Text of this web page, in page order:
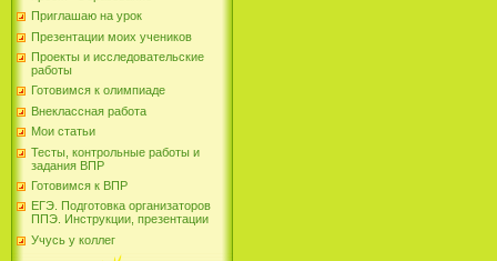
Приглашаю на урок
Презентации моих учеников
Проекты и исследовательские
работы
Готовимся к олимпиаде
Внеклассная работа
Мои статьи
Тесты, контрольные работы и
задания ВПР
Готовимся к ВПР
ЕГЭ. Подготовка организаторов
ППЭ. Инструкции, презентации
Учусь у коллег